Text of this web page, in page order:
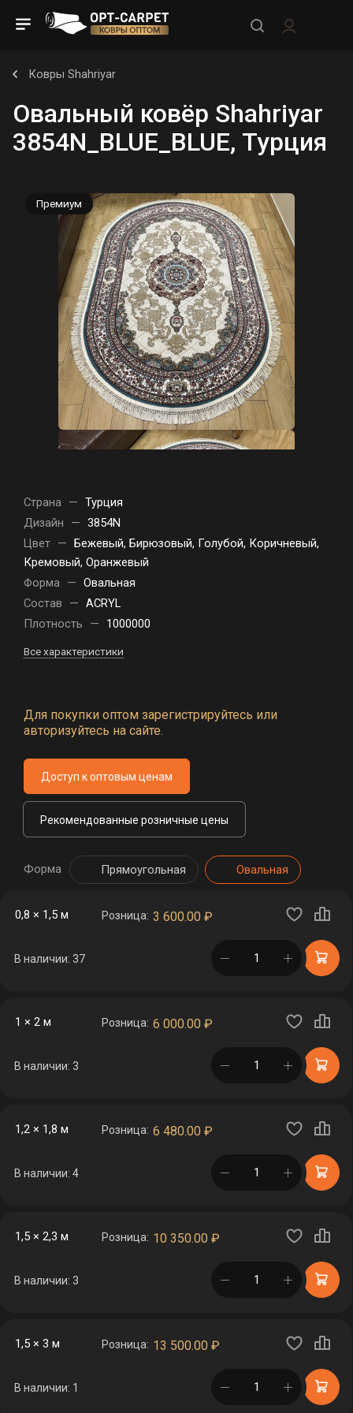
Ковры Shahriyar
Овальный ковёр Shahriyar
3854N_BLUE_BLUE, Турция
Премиум
Страна — Турция
Дизайн
— 3854N
Цвет — Бежевый, Бирюзовый, Голубой, Коричневый,
Кремовый, Оранжевый
Форма — Овальная
Состав
— ACRYL
Плотность
— 1000000
Все характеристики
Для покупки оптом зарегистрируйтесь или
авторизуйтесь на сайте.
Доступ к оптовым ценам
Рекомендованные розничные цены
Форма Прямоугольная Овальная
0,8 × 1,5 м Розница: 3 600.00 ₽
В наличии: 37 в корзине
1 × 2 м Розница: 6 000.00 ₽
В наличии: 3 в корзине
1,2 × 1,8 м Розница: 6 480.00 ₽
В наличии: 4 в корзине
1,5 × 2,3 м Розница: 10 350.00 ₽
В наличии: 3 в корзине
1,5 × 3 м Розница: 13 500.00 ₽
В наличии: 1 в корзине